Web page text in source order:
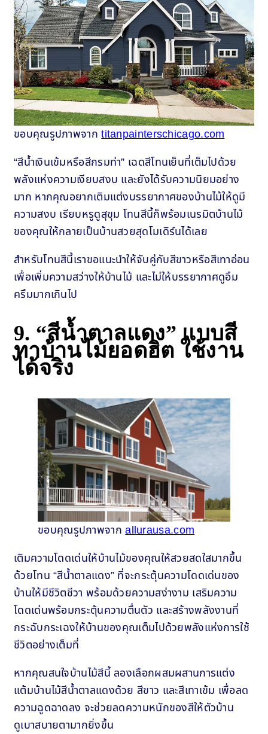
ขอบคุณรูปภาพจากtitanpainterschicago.com
“สีน้ำเงินเข้มหรือสีกรมท่า” เฉดสีโทนเย็นที่เต็มไปด้วย
พลังแห่งความเงียบสงบ และยังได้รับความนิยมอย่าง
มาก หากคุณอยากเติมแต่งบรรยากาศของบ้านไม้ให้ดูมี
ความสงบ เรียบหรูดูสุขุม โทนสีนี้ก็พร้อมเนรมิตบ้านไม้
ของคุณให้กลายเป็นบ้านสวยสุดโมเดิร์นได้เลย
สำหรับโทนสีนี้เราขอแนะนำให้จับคู่กับสีขาวหรือสีเทาอ่อน
เพื่อเพิ่มความสว่างให้บ้านไม้ และไม่ให้บรรยากาศดูอึม
ครึมมากเกินไป
9. “สีน้ำตาลแดง” แบบสี
ทาบ้านไม้ยอดฮิต ใช้งาน
ได้จริง
ขอบคุณรูปภาพจากallurausa.com
เติมความโดดเด่นให้บ้านไม้ของคุณให้สวยสดใสมากขึ้น
ด้วยโทน “สีน้ำตาลแดง” ที่จะกระตุ้นความโดดเด่นของ
บ้านให้มีชีวิตชีวา พร้อมด้วยความสง่างาม เสริมความ
โดดเด่นพร้อมกระตุ้นความตื่นตัว และสร้างพลังงานที่
กระฉับกระเฉงให้บ้านของคุณเต็มไปด้วยพลังแห่งการใช้
ชีวิตอย่างเต็มที่
หากคุณสนใจบ้านไม้สีนี้ ลองเลือกผสมผสานการแต่ง
แต้มบ้านไม้สีน้ำตาลแดงด้วย สีขาว และสีเทาเข้ม เพื่อลด
ความฉูดฉาดลง จะช่วยลดความหนักของสีให้ตัวบ้าน
ดูเบาสบายตามากยิ่งขึ้น